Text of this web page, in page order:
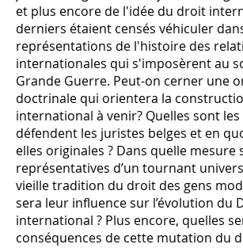
et plus encore de l'idée du droit
derniers étaient censés véhiculer
représentations de l'histoire des
internationales qui s'imposèrent au
Grande Guerre. Peut-on cerner une
doctrinale qui orientera la
international à venir? Quelles sont
défendent les juristes belges et en
elles originales ? Dans quelle mesure
représentatives d’un tournant
vieille tradition du droit des gens
sera leur influence sur l’évolution du
international ? Plus encore, quelles
conséquences de cette mutation du